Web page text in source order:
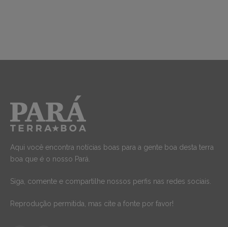
Aqui você encontra notícias boas para a gente boa desta terra
boa que é o nosso Pará.
Siga, comente e compartilhe nossos perfis nas redes sociais.
Reprodução permitida, mas cite a fonte por favor!